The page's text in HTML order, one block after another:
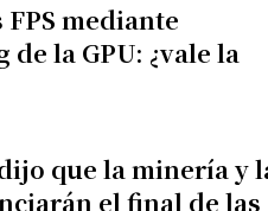
mediante
la GPU: ¿vale la
que la minería y
el final de las